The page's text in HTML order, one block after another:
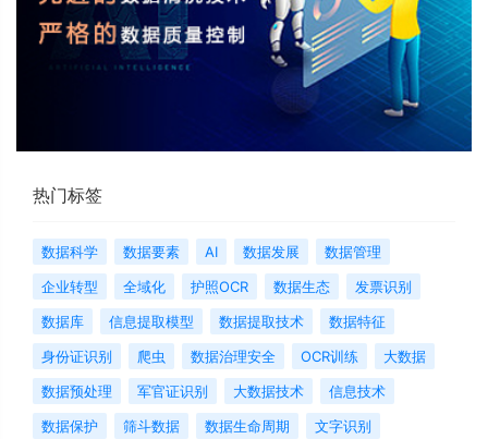
热门标签
数据科学 数据要素 AI 数据发展
数据管理
企业转型
全域化 护照OCR 数据生态
发票识别
数据库
信息提取模型 数据提取技术
数据特征
身份证识别
爬虫 数据治理安全 OCR训练
大数据
数据预处理
军官证识别 大数据技术
信息技术
数据保护
筛斗数据 数据生命周期
文字识别